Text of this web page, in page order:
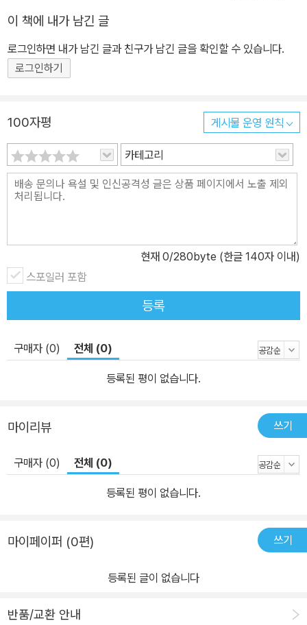
이 책에 내가 남긴 글
로그인하면 내가 남긴 글과 친구가 남긴 글을 확인할 수 있습니다.
로그인하기
100자평 게시물 운영 원칙
카테고리
현재 0/280byte (한글 140자 이내)
스포일러 포함
등록
구매자 (0) 전체 (0)
등록된 평이 없습니다.
마이리뷰 쓰기
구매자 (0) 전체 (0)
등록된 평이 없습니다.
마이페이퍼 (0편) 쓰기
등록된 글이 없습니다
반품/교환 안내